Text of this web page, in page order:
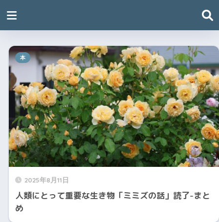
2025年8月11日
人類にとって重要な生き物「ミミズの話」読了-まと
め
本